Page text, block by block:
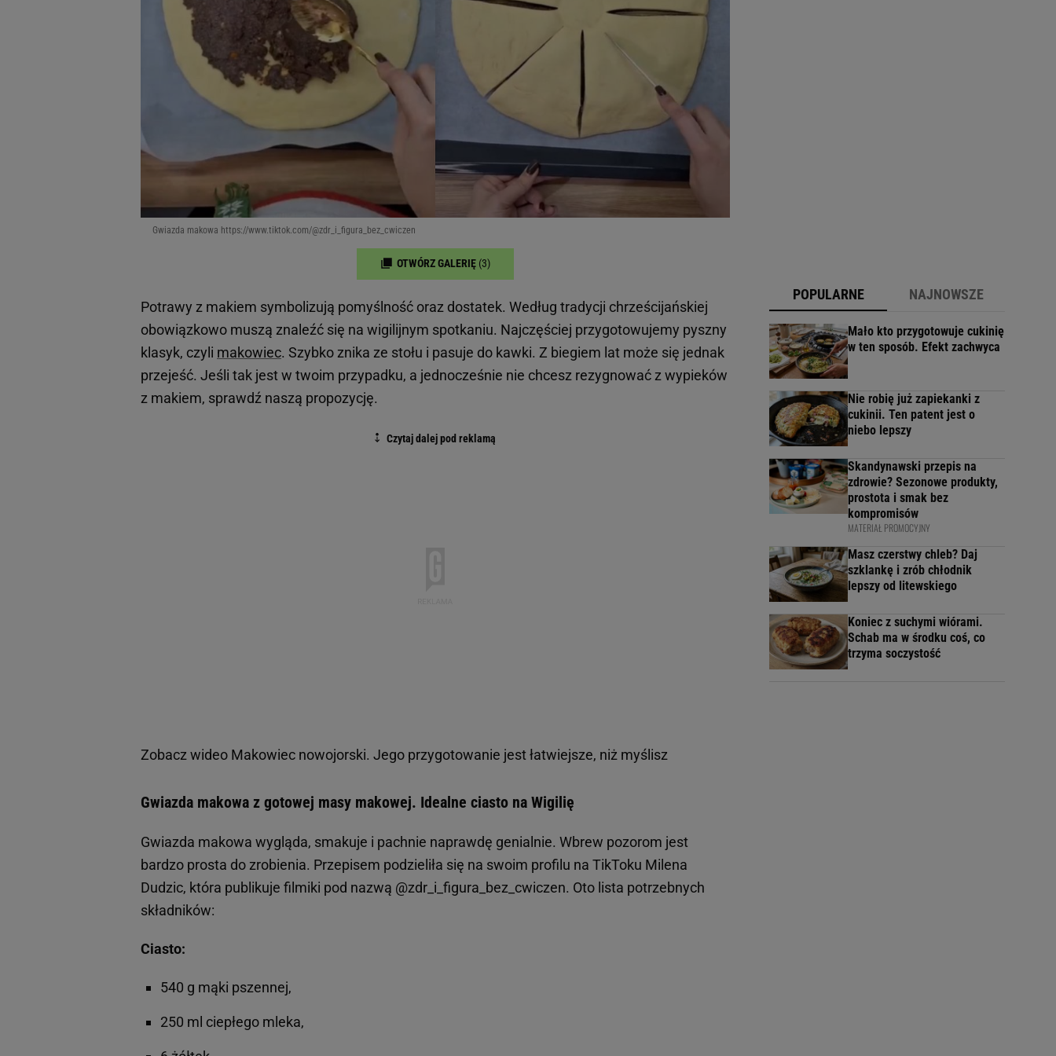
Gwiazda makowa https://www.tiktok.com/@zdr_i_figura_bez_cwiczen
OTWÓRZ GALERIĘ (3)
Potrawy z makiem symbolizują pomyślność oraz dostatek. Według tradycji chrześcijańskiej
obowiązkowo muszą znaleźć się na wigilijnym spotkaniu. Najczęściej przygotowujemy pyszny
klasyk, czyli makowiec. Szybko znika ze stołu i pasuje do kawki. Z biegiem lat może się jednak
przejeść. Jeśli tak jest w twoim przypadku, a jednocześnie nie chcesz rezygnować z wypieków
z makiem, sprawdź naszą propozycję.
Zobacz wideo Makowiec nowojorski. Jego przygotowanie jest łatwiejsze, niż myślisz
Gwiazda makowa z gotowej masy makowej. Idealne ciasto na Wigilię
Gwiazda makowa wygląda, smakuje i pachnie naprawdę genialnie. Wbrew pozorom jest
bardzo prosta do zrobienia. Przepisem podzieliła się na swoim profilu na TikToku Milena
Dudzic, która publikuje filmiki pod nazwą @zdr_i_figura_bez_cwiczen. Oto lista potrzebnych
składników:
Ciasto:
540 g mąki pszennej,
250 ml ciepłego mleka,
POPULARNE NAJNOWSZE
Mało kto przygotowuje cukinię
w ten sposób. Efekt zachwyca
Nie robię już zapiekanki z
cukinii. Ten patent jest o
niebo lepszy
Skandynawski przepis na
zdrowie? Sezonowe produkty,
prostota i smak bez
kompromisów
MATERIAŁ PROMOCYJNY
Masz czerstwy chleb? Daj
szklankę i zrób chłodnik
lepszy od litewskiego
Koniec z suchymi wiórami.
Schab ma w środku coś, co
trzyma soczystość